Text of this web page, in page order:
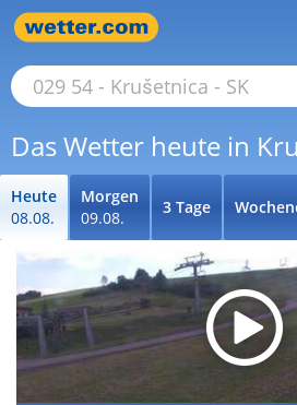
Das Wetter heute in
Heute
08.08.
Morgen
09.08.
3 Tage